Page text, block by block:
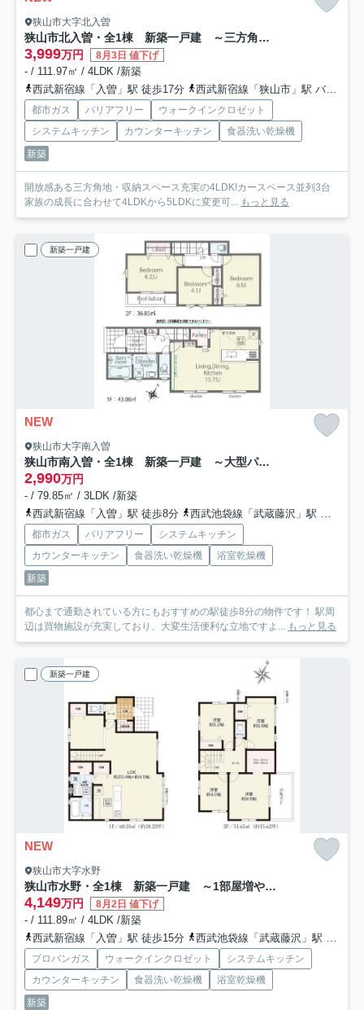
狭山市大字北入曽
狭山市北入曽・全1棟 新築一戸建 ～三方角地～
3,999万円 8月3日 値下げ
- / 111.97㎡ / 4LDK /新築
西武新宿線「入曽」駅 徒歩17分
西武新宿線「狭山市」駅 バス8分 西武バス「狭山台団地」 停歩13分
都市ガス バリアフリー
ウォークインクロゼット
システムキッチン
カウンターキッチン
食器洗い乾燥機
新築
開放感ある三方角地・収納スペース充実の4LDK!カースペース並列3台
家族の成長に合わせて4LDKから5LDKに変更可... もっと見る
新築一戸建
NEW
狭山市大字南入曽
狭山市南入曽・全1棟 新築一戸建 ～大型パントリー付～
2,990万円
- / 79.85㎡ / 3LDK /新築
西武新宿線「入曽」駅 徒歩8分
西武池袋線「武蔵藤沢」駅 徒歩25分
都市ガス バリアフリー
システムキッチン
カウンターキッチン
食器洗い乾燥機
浴室乾燥機
新築
都心まで通勤されている方にもおすすめの駅徒歩8分の物件です！ 駅周
辺は買物施設が充実しており、大変生活便利な立地ですよ... もっと見る
新築一戸建
NEW
狭山市大字水野
狭山市水野・全1棟 新築一戸建 ～1部屋増やせる～
4,149万円 8月2日 値下げ
- / 111.89㎡ / 4LDK /新築
西武新宿線「入曽」駅 徒歩15分
西武池袋線「武蔵藤沢」駅 徒歩29分
プロパンガス ウォークインクロゼット
システムキッチン
カウンターキッチン
食器洗い乾燥機
浴室乾燥機
新築